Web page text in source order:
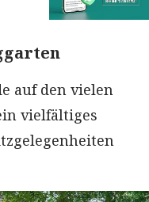
auf den vielen
vielfältiges